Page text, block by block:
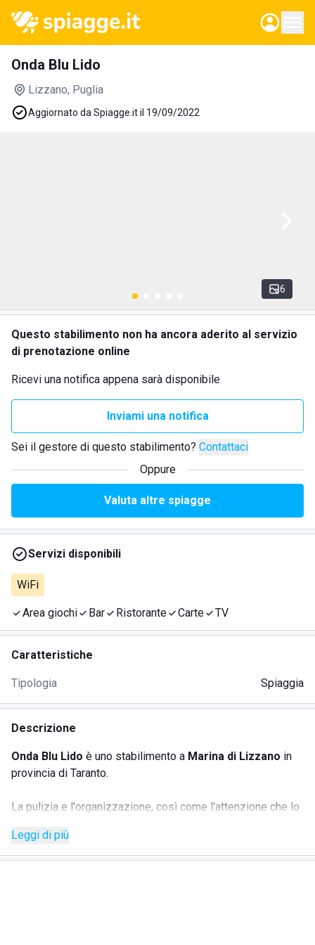
Onda Blu Lido
Lizzano, Puglia
Aggiornato da Spiagge.it il 19/09/2022
6
Questo stabilimento non ha ancora aderito al servizio
di prenotazione online
Ricevi una notifica appena sarà disponibile
Inviami una notifica
Sei il gestore di questo stabilimento? Contattaci
Oppure
Valuta altre spiagge
Servizi disponibili
WiFi
Area giochi Bar Ristorante Carte TV
Caratteristiche
Tipologia Spiaggia
Descrizione
Onda Blu Lido è uno stabilimento a Marina di Lizzano in
provincia di Taranto.
La pulizia e l'organizzazione, così come l'attenzione che lo
bellezza del mare del Salento
cristalline, è cosa nota e la spiaggia, estesa e di sabbia
Leggi di più